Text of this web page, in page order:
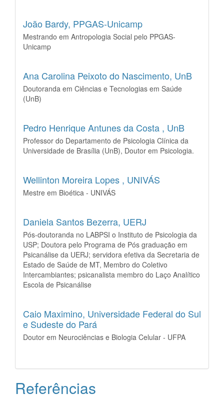
João Bardy, PPGAS-Unicamp
Mestrando em Antropologia Social pelo PPGAS-
Unicamp
Ana Carolina Peixoto do Nascimento, UnB
Doutoranda em Ciências e Tecnologias em Saúde
(UnB)
Pedro Henrique Antunes da Costa , UnB
Professor do Departamento de Psicologia Clínica da
Universidade de Brasília (UnB), Doutor em Psicologia.
Wellinton Moreira Lopes , UNIVÁS
Mestre em Bioética - UNIVÁS
Daniela Santos Bezerra, UERJ
Pós-doutoranda no LABPSI o Instituto de Psicologia da
USP; Doutora pelo Programa de Pós graduação em
Psicanálise da UERJ; servidora efetiva da Secretaria de
Estado de Saúde de MT, Membro do Coletivo
Intercambiantes; psicanalista membro do Laço Analítico
Escola de Psicanálise
Caio Maximino, Universidade Federal do Sul
e Sudeste do Pará
Doutor em Neurociências e Biologia Celular - UFPA
Referências